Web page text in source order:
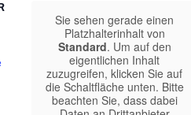
Sie sehen gerade einen
Platzhalterinhalt von
Standard. Um auf den
eigentlichen Inhalt
zuzugreifen, klicken Sie auf
die Schaltfläche unten. Bitte
beachten Sie, dass dabei